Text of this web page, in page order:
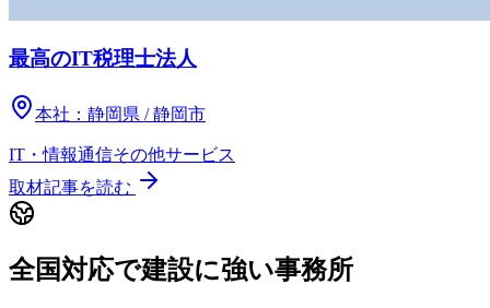
最高のIT税理士法人
本社： 静岡県 / 静岡市
IT・情報通信その他サービス
取材記事を読む
全国対応で建設に強い事務所